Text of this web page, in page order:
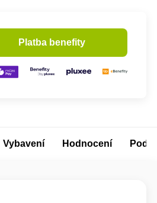
Platba benefity
Vybavení Hodnocení